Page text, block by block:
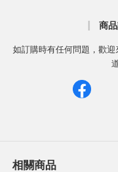
商
如訂購時有任何問題，歡
相關商品